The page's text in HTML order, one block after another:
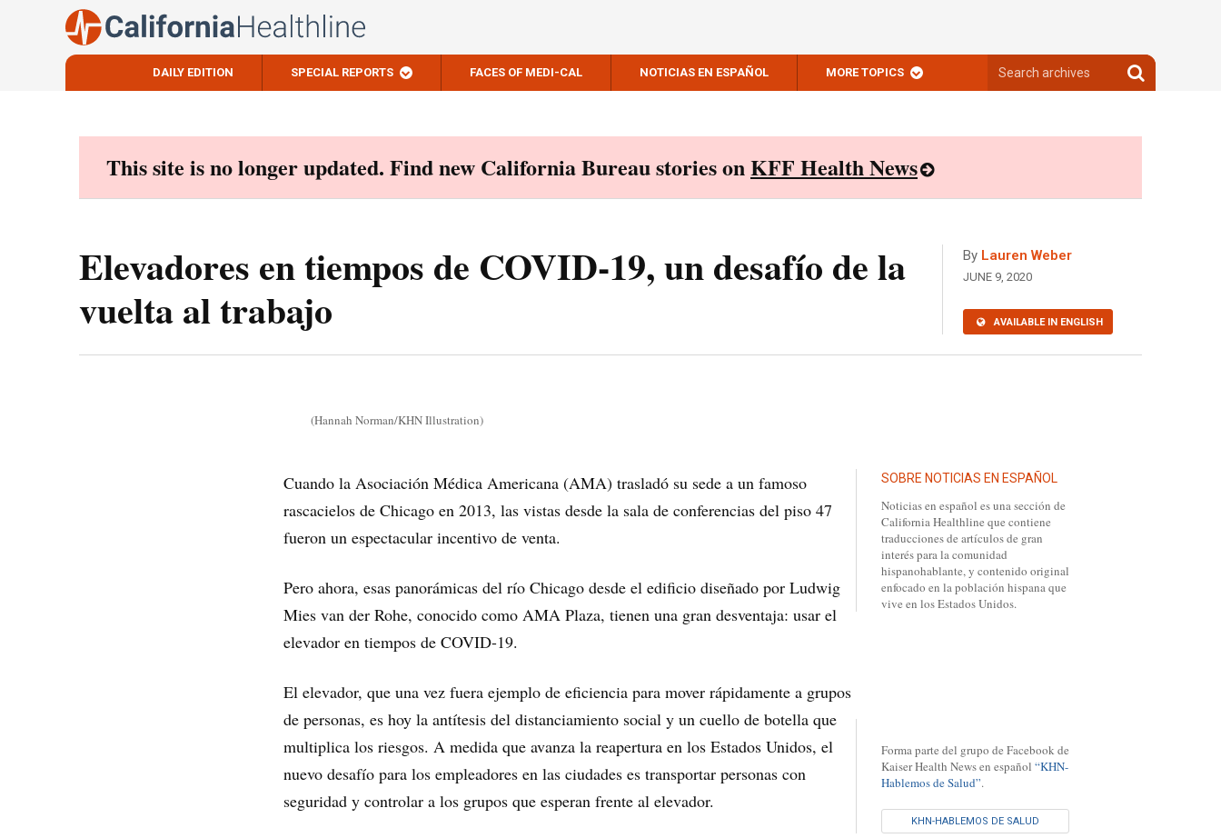
DAILY EDITION SPECIAL REPORTS FACES OF MEDI-CAL NOTICIAS EN ESPAÑOL MORE TOPICS
archives
Search
archives
This site is no longer updated. Find new California Bureau stories onKFF Health News
Elevadores en tiempos de COVID-19, un desafío de la
vuelta al trabajo
By Lauren Weber
JUNE 9, 2020
AVAILABLE IN ENGLISH
(Hannah Norman/KHN Illustration)
SOBRE NOTICIAS EN ESPAÑOL
Noticias en español es una sección de
California Healthline que contiene
traducciones de artículos de gran
interés para la comunidad
hispanohablante, y contenido original
enfocado en la población hispana que
vive en los Estados Unidos.
Cuando la Asociación Médica Americana (AMA) trasladó su sede a un famoso
rascacielos de Chicago en 2013, las vistas desde la sala de conferencias del piso 47
fueron un espectacular incentivo de venta.
Pero ahora, esas panorámicas del río Chicago desde el edificio diseñado por Ludwig
Mies van der Rohe, conocido como AMA Plaza, tienen una gran desventaja: usar el
elevador en tiempos de COVID-19.
Forma parte del grupo de Facebook de
Kaiser Health News en español “KHN-
Hablemos de Salud”.
KHN-HABLEMOS DE SALUD
El elevador, que una vez fuera ejemplo de eficiencia para mover rápidamente a grupos
de personas, es hoy la antítesis del distanciamiento social y un cuello de botella que
multiplica los riesgos. A medida que avanza la reapertura en los Estados Unidos, el
nuevo desafío para los empleadores en las ciudades es transportar personas con
seguridad y controlar a los grupos que esperan frente al elevador.